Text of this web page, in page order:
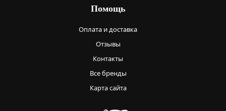
Помощь
Оплата и доставка
Отзывы
Контакты
Все бренды
Карта сайта